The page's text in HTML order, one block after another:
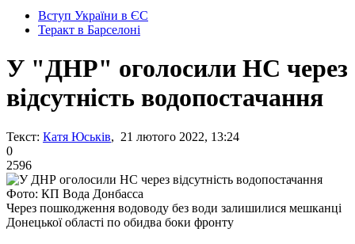
Вступ України в ЄС
Теракт в Барселоні
У "ДНР" оголосили НС через
відсутність водопостачання
Текст: Катя Юськів, 21 лютого 2022, 13:24
0
2596
Фото: КП Вода Донбасса
Через пошкодження водоводу без води залишилися мешканці
Донецької області по обидва боки фронту